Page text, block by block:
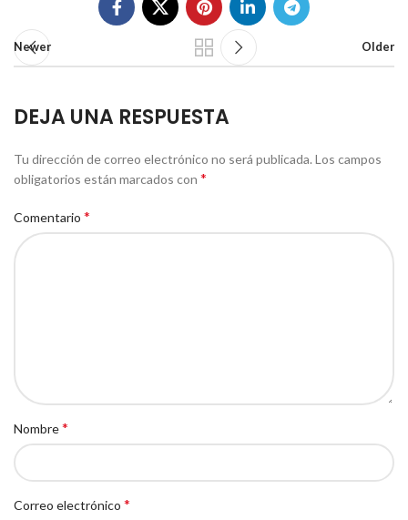
Newer Older
DEJA UNA RESPUESTA
Tu dirección de correo electrónico no será publicada. Los campos
obligatorios están marcados con *
Comentario *
Nombre*
Correo electrónico *